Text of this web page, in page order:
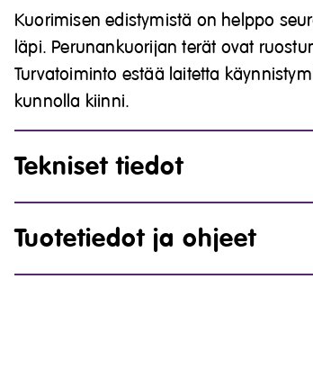
Kuorimisen edistymistä on helppo
läpi. Perunankuorijan terät ovat
Turvatoiminto estää laitetta
kunnolla kiinni.
Tekniset tiedot
Tuotetiedot ja ohjeet